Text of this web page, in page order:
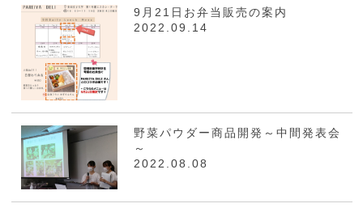
9月21日お弁当販売の案内
2022.09.14
野菜パウダー商品開発～中間発表会
～
2022.08.08